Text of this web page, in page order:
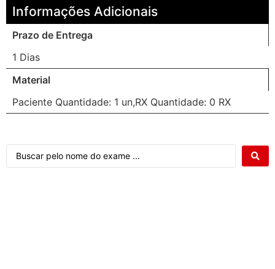
Informações Adicionais
Prazo de Entrega
1 Dias
Material
Paciente Quantidade: 1 un,RX Quantidade: 0 RX